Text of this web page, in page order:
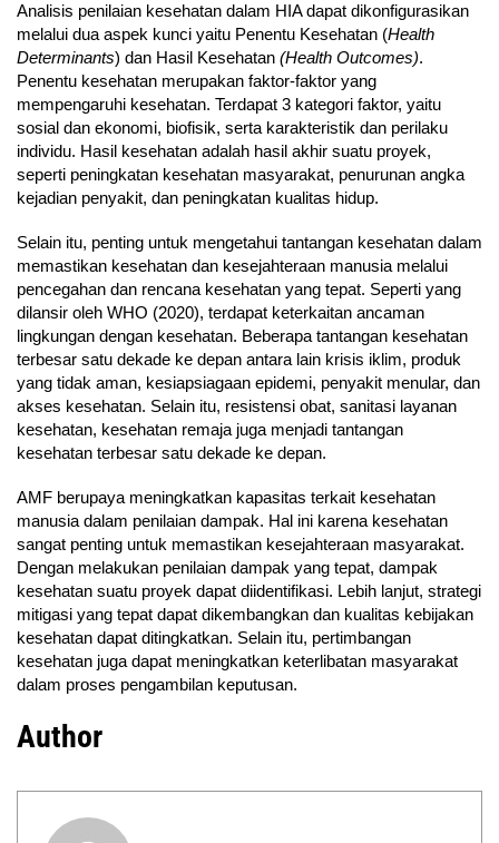
Analisis penilaian kesehatan dalam HIA dapat dikonfigurasikan
melalui dua aspek kunci yaitu Penentu Kesehatan (Health
Determinants) dan Hasil Kesehatan (Health Outcomes).
Penentu kesehatan merupakan faktor-faktor yang
mempengaruhi kesehatan. Terdapat 3 kategori faktor, yaitu
sosial dan ekonomi, biofisik, serta karakteristik dan perilaku
individu. Hasil kesehatan adalah hasil akhir suatu proyek,
seperti peningkatan kesehatan masyarakat, penurunan angka
kejadian penyakit, dan peningkatan kualitas hidup.
Selain itu, penting untuk mengetahui tantangan kesehatan dalam
memastikan kesehatan dan kesejahteraan manusia melalui
pencegahan dan rencana kesehatan yang tepat. Seperti yang
dilansir oleh WHO (2020), terdapat keterkaitan ancaman
lingkungan dengan kesehatan. Beberapa tantangan kesehatan
terbesar satu dekade ke depan antara lain krisis iklim, produk
yang tidak aman, kesiapsiagaan epidemi, penyakit menular, dan
akses kesehatan. Selain itu, resistensi obat, sanitasi layanan
kesehatan, kesehatan remaja juga menjadi tantangan
kesehatan terbesar satu dekade ke depan.
AMF berupaya meningkatkan kapasitas terkait kesehatan
manusia dalam penilaian dampak. Hal ini karena kesehatan
sangat penting untuk memastikan kesejahteraan masyarakat.
Dengan melakukan penilaian dampak yang tepat, dampak
kesehatan suatu proyek dapat diidentifikasi. Lebih lanjut, strategi
mitigasi yang tepat dapat dikembangkan dan kualitas kebijakan
kesehatan dapat ditingkatkan. Selain itu, pertimbangan
kesehatan juga dapat meningkatkan keterlibatan masyarakat
dalam proses pengambilan keputusan.
Author